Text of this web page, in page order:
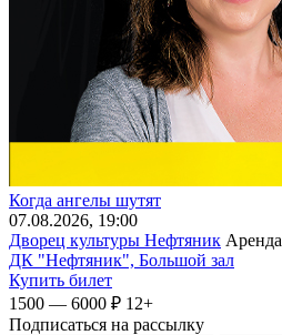
Когда ангелы шутят
07.08.2026, 19:00
Дворец культуры Нефтяник Аренда
ДК "Нефтяник", Большой зал
Купить билет
1500 — 6000 ₽ 12+
Подписаться на рассылку